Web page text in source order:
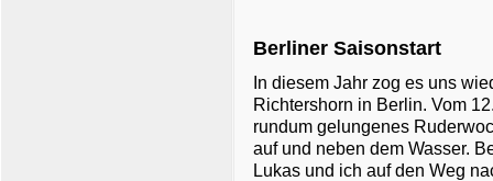
Berliner Saisonstart
In diesem Jahr zog es uns
Richtershorn in Berlin. Vom
rundum gelungenes
auf und neben dem Wasser.
Lukas und ich auf den Weg